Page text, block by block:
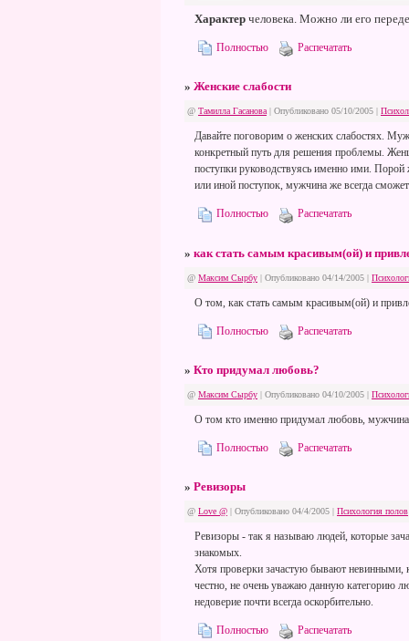
Характер человека. Можно ли его
Полностью Распечатать
» Женские слабости
@ Тамилла Гасанова| Опубликовано 05/10/2005 |
Давайте поговорим о женских слабостях.
конкретный путь для решения проблемы.
поступки руководствуясь именно ими.
или иной поступок, мужчина же всегда
Полностью Распечатать
» как стать самым красивым(ой) и
@ Максим Сырбу | Опубликовано 04/14/2005 |
О том, как стать самым красивым(ой) и
Полностью Распечатать
» Кто придумал любовь?
@ Максим Сырбу | Опубликовано 04/10/2005 |
О том кто именно придумал любовь,
Полностью Распечатать
» Ревизоры
@ Love @ | Опубликовано 04/4/2005 | Психология полов
Ревизоры - так я называю людей, которые
знакомых.
Хотя проверки зачастую бывают невинными,
честно, не очень уважаю данную категорию
недоверие почти всегда оскорбительно.
Полностью Распечатать